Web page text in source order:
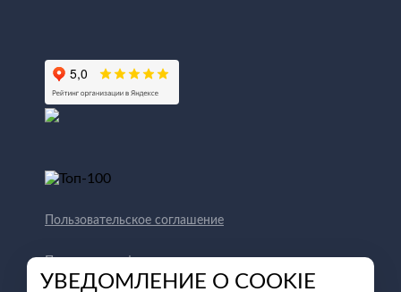
Пользовательское соглашение
УВЕДОМЛЕНИЕ О COOKIE